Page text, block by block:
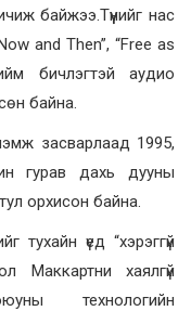
байжээ.Түүнийг нас
and Then”, “Free as
бичлэгтэй аудио
байна.
засварлаад 1995,
гурав дахь дууны
орхисон байна.
тухайн үед “хэрэггүй
хаялгүй
технологийн